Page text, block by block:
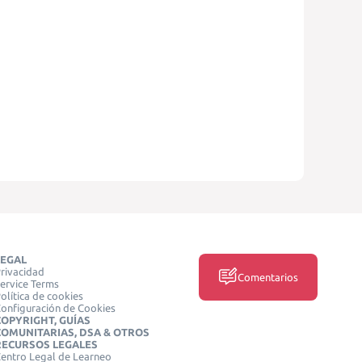
Terms
de cookies
de Cookies
GUÍAS
DSA & OTROS
LEGALES
Legal de Learneo
Comentarios